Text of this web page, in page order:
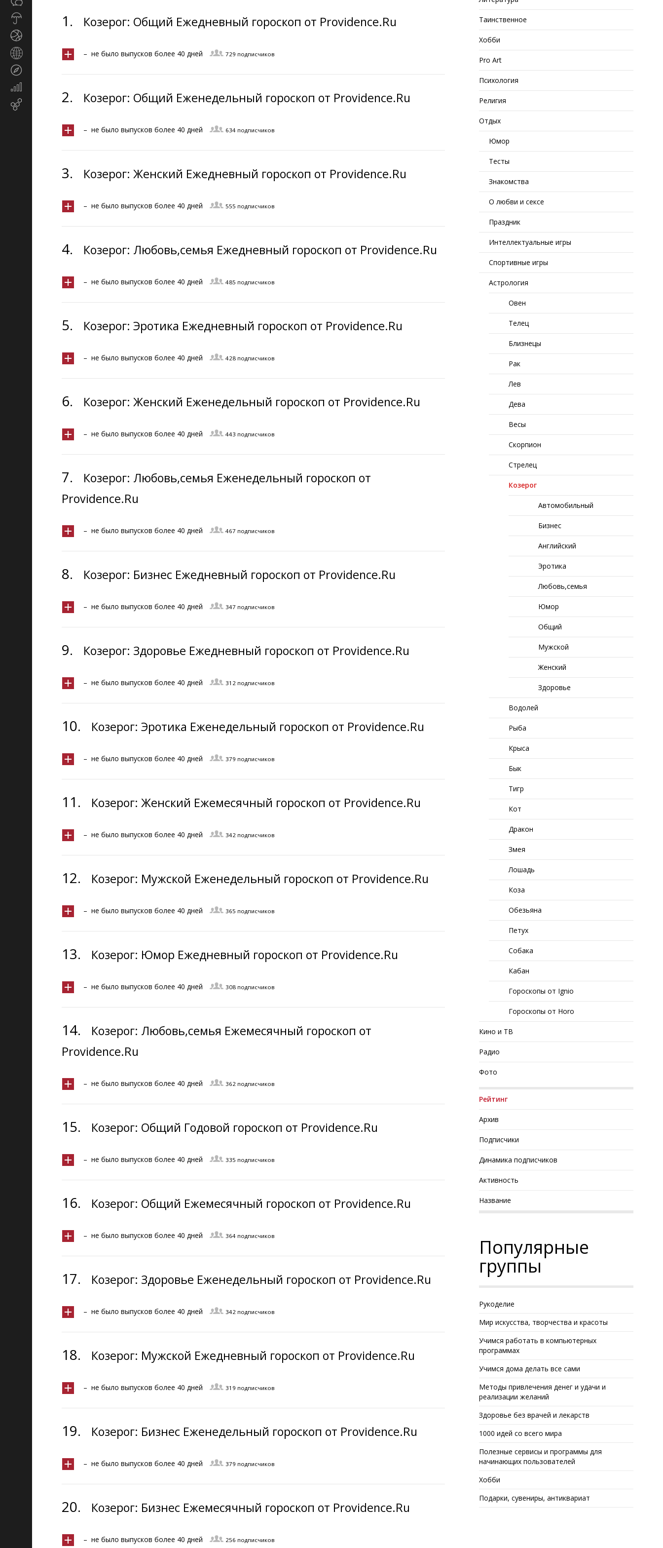
Прогноз
регионы
Email-маркетинг
1. Козерог: Общий Ежедневный гороскоп от Providence.Ru
– не было выпусков более 40 дней 729 подписчиков
2. Козерог: Общий Еженедельный гороскоп от Providence.Ru
– не было выпусков более 40 дней 634 подписчиков
3. Козерог: Женский Ежедневный гороскоп от Providence.Ru
– не было выпусков более 40 дней 555 подписчиков
4. Козерог: Любовь,семья Ежедневный гороскоп от Providence.Ru
– не было выпусков более 40 дней 485 подписчиков
5. Козерог: Эротика Ежедневный гороскоп от Providence.Ru
– не было выпусков более 40 дней 428 подписчиков
6. Козерог: Женский Еженедельный гороскоп от Providence.Ru
– не было выпусков более 40 дней 443 подписчиков
7.
Козерог: Любовь,семья Еженедельный гороскоп от
Providence.Ru
– не было выпусков более 40 дней 467 подписчиков
8. Козерог: Бизнес Ежедневный гороскоп от Providence.Ru
– не было выпусков более 40 дней 347 подписчиков
9. Козерог: Здоровье Ежедневный гороскоп от Providence.Ru
– не было выпусков более 40 дней 312 подписчиков
10. Козерог: Эротика Еженедельный гороскоп от Providence.Ru
– не было выпусков более 40 дней 379 подписчиков
11. Козерог: Женский Ежемесячный гороскоп от Providence.Ru
– не было выпусков более 40 дней 342 подписчиков
12. Козерог: Мужской Еженедельный гороскоп от Providence.Ru
– не было выпусков более 40 дней 365 подписчиков
13. Козерог: Юмор Ежедневный гороскоп от Providence.Ru
– не было выпусков более 40 дней 308 подписчиков
14.
Козерог: Любовь,семья Ежемесячный гороскоп от
Providence.Ru
– не было выпусков более 40 дней 362 подписчиков
15. Козерог: Общий Годовой гороскоп от Providence.Ru
– не было выпусков более 40 дней 335 подписчиков
16. Козерог: Общий Ежемесячный гороскоп от Providence.Ru
– не было выпусков более 40 дней 364 подписчиков
17. Козерог: Здоровье Еженедельный гороскоп от Providence.Ru
– не было выпусков более 40 дней 342 подписчиков
18. Козерог: Мужской Ежедневный гороскоп от Providence.Ru
– не было выпусков более 40 дней 319 подписчиков
19. Козерог: Бизнес Еженедельный гороскоп от Providence.Ru
– не было выпусков более 40 дней 379 подписчиков
20. Козерог: Бизнес Ежемесячный гороскоп от Providence.Ru
– не было выпусков более 40 дней 256 подписчиков
Таинственное
Хобби
Pro Art
Психология
Религия
Отдых
Юмор
Тесты
Знакомства
О любви и сексе
Праздник
Интеллектуальные игры
Спортивные игры
Астрология
Овен
Телец
Близнецы
Рак
Лев
Дева
Весы
Скорпион
Стрелец
Козерог
Автомобильный
Бизнес
Английский
Эротика
Любовь,семья
Юмор
Общий
Мужской
Женский
Здоровье
Водолей
Рыба
Крыса
Бык
Тигр
Кот
Дракон
Змея
Лошадь
Коза
Обезьяна
Петух
Собака
Кабан
Гороскопы от Ignio
Гороскопы от Horo
Кино и ТВ
Радио
Фото
Рейтинг
Архив
Подписчики
Динамика подписчиков
Активность
Название
Популярные
группы
Рукоделие
Мир искусства, творчества и красоты
Учимся работать в компьютерных
программах
Учимся дома делать все сами
Методы привлечения денег и удачи и
реализации желаний
Здоровье без врачей и лекарств
1000 идей со всего мира
Полезные сервисы и программы для
начинающих пользователей
Хобби
Подарки, сувениры, антиквариат